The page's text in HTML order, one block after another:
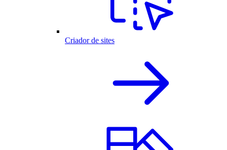
Criador de sites